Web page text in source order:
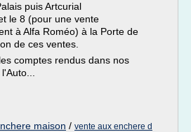
puis Artcurial
le 8 (pour une vente
à Alfa Roméo) à la Porte de
de ces ventes.
comptes rendus dans nos
maison / vente aux enchere d